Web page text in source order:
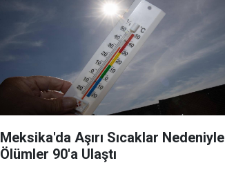
Meksika'da Aşırı Sıcaklar Nedeniyle
Ölümler 90'a Ulaştı